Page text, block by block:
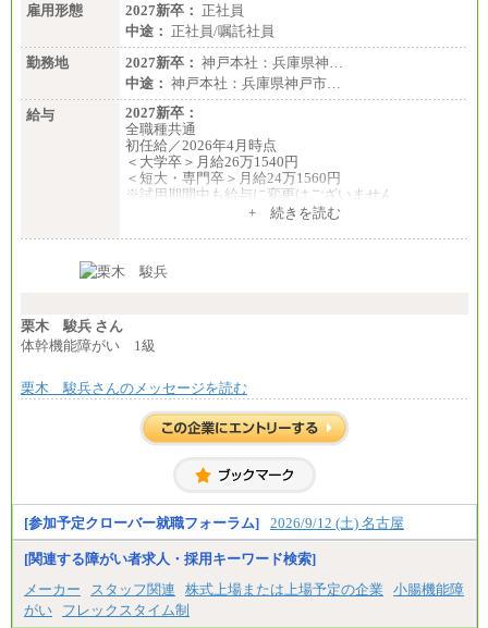
雇用形態 2027新卒： 正社員
中途： 正社員/嘱託社員
勤務地
2027新卒： 神戸本社：兵庫県神…
中途： 神戸本社：兵庫県神戸市…
給与
2027新卒：
全職種共通
初任給／2026年4月時点
＜大学卒＞月給26万1540円
＜短大・専門卒＞月給24万1560円
※試用期間中も給与に変更はございません
月給24万円～
※試用期間中も給与に変更はございません
+ 続きを読む
栗木 駿兵 さん
体幹機能障がい 1級
栗木 駿兵さんのメッセージを読む
[参加予定クローバー就職フォーラム] 2026/9/12 (土) 名古屋
[関連する障がい者求人・採用キーワード検索]
メーカー
スタッフ関連 株式上場または上場予定の企業
小腸機能障
がい
フレックスタイム制